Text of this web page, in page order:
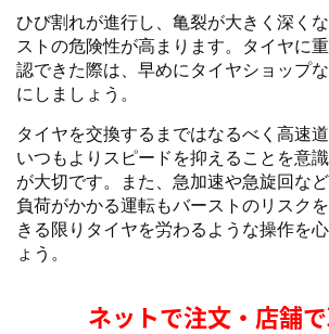
ひび割れが進行し、亀裂が大きく深く
ストの危険性が高まります。タイヤに
認できた際は、早めにタイヤショップ
にしましょう。
タイヤを交換するまではなるべく高速道
いつもよりスピードを抑えることを意
が大切です。また、急加速や急旋回な
負荷がかかる運転もバーストのリスク
きる限りタイヤを労わるような操作を
ょう。
ネットで注文・店舗